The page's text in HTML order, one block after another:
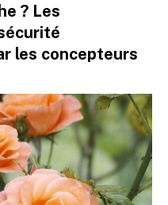
? Les
les concepteurs